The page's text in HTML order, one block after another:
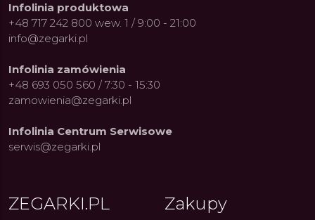
Infolinia produktowa
+48 717 242 800 wew. 1 / 9:00 - 21:00
info@zegarki.pl
Infolinia zamówienia
+48 693 050 560 / 7:30 - 15:30
zamowienia@zegarki.pl
Infolinia Centrum Serwisowe
serwis@zegarki.pl
ZEGARKI.PL Zakupy